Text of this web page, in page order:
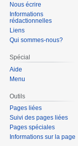
Nous écrire
Informations
rédactionnelles
Liens
Qui sommes-nous?
Spécial
Aide
Menu
Outils
Pages liées
Suivi des pages liées
Pages spéciales
Informations sur la page